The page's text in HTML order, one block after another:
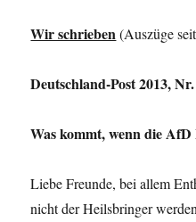
Wir schrieben(Auszüge
Deutschland-
Was kommt, wenn die AfD
Liebe Freunde, bei allem
nicht der Heilsbringer